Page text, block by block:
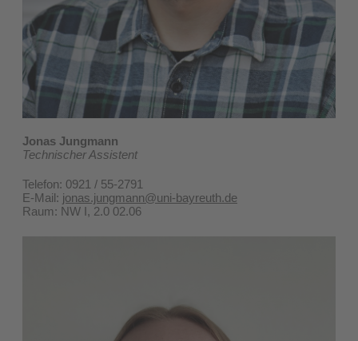
Jonas Jungmann
Technischer Assistent
Telefon: 0921 / 55-2791
E-Mail: jonas.jungmann@uni-bayreuth.de
Raum: NW I, 2.0 02.06